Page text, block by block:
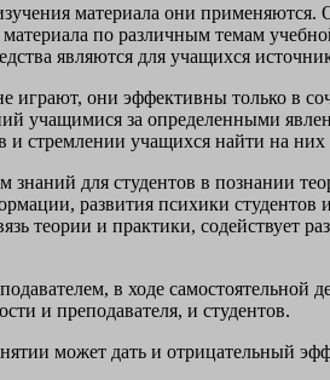
материала они
по различным темам
являются для учащихся
играют, они эффективны только в
учащимися за определенными
стремлении учащихся найти на них
для студентов в познании
развития психики
теории и практики, содействует
в ходе
и преподавателя, и студентов.
может дать и отрицательный